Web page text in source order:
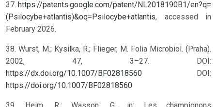
37. https://patents.google.com/patent/NL2018190B1/en?q=
(Psilocybe+atlantis)&oq=Psilocybe+atlantis, accessed in
February 2026.
38. Wurst, M.; Kysilka, R.; Flieger, M. Folia Microbiol. (Praha).
2002, 47, 3–27. DOI:
https://dx.doi.org/10.1007/BF02818560
DOI:
https://doi.org/10.1007/BF02818560